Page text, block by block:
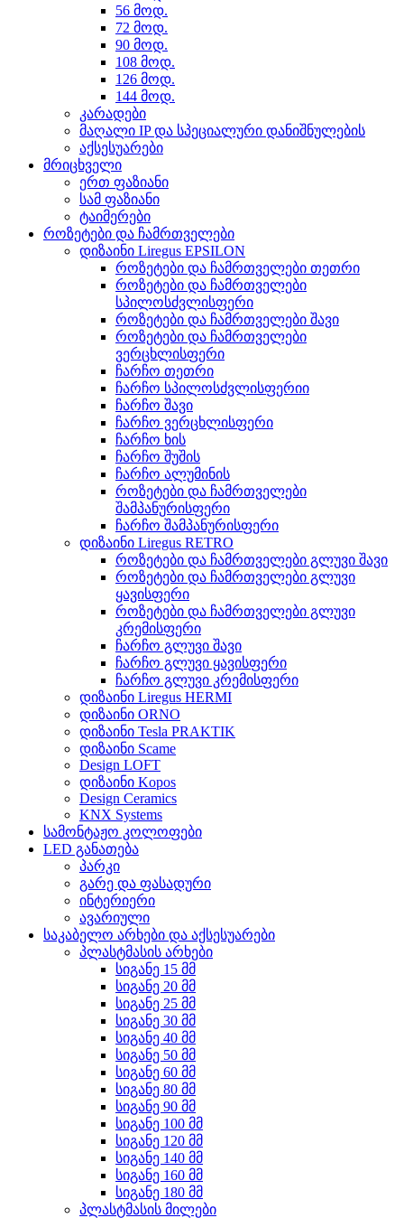
56 მოდ.
72 მოდ.
90 მოდ.
108 მოდ.
126 მოდ.
144 მოდ.
კარადები
მაღალი IP და სპეციალური დანიშნულების
აქსესუარები
მრიცხველი
ერთ ფაზიანი
სამ ფაზიანი
ტაიმერები
როზეტები და ჩამრთველები
დიზაინი Liregus EPSILON
როზეტები და ჩამრთველები თეთრი
როზეტები და ჩამრთველები
სპილოსძვლისფერი
როზეტები და ჩამრთველები შავი
როზეტები და ჩამრთველები
ვერცხლისფერი
ჩარჩო თეთრი
ჩარჩო სპილოსძვლისფერიი
ჩარჩო შავი
ჩარჩო ვერცხლისფერი
ჩარჩო ხის
ჩარჩო შუშის
ჩარჩო ალუმინის
როზეტები და ჩამრთველები
შამპანურისფერი
ჩარჩო შამპანურისფერი
დიზაინი Liregus RETRO
როზეტები და ჩამრთველები გლუვი შავი
როზეტები და ჩამრთველები გლუვი
ყავისფერი
როზეტები და ჩამრთველები გლუვი
კრემისფერი
ჩარჩო გლუვი შავი
ჩარჩო გლუვი ყავისფერი
ჩარჩო გლუვი კრემისფერი
დიზაინი Liregus HERMI
დიზაინი ORNO
დიზაინი Tesla PRAKTIK
დიზაინი Scame
Design LOFT
დიზაინი Kopos
Design Ceramics
KNX Systems
სამონტაჟო კოლოფები
LED განათება
პარკი
გარე და ფასადური
ინტერიერი
ავარიული
საკაბელო არხები და აქსესუარები
პლასტმასის არხები
სიგანე 15 მმ
სიგანე 20 მმ
სიგანე 25 მმ
სიგანე 30 მმ
სიგანე 40 მმ
სიგანე 50 მმ
სიგანე 60 მმ
სიგანე 80 მმ
სიგანე 90 მმ
სიგანე 100 მმ
სიგანე 120 მმ
სიგანე 140 მმ
სიგანე 160 მმ
სიგანე 180 მმ
პლასტმასის მილები